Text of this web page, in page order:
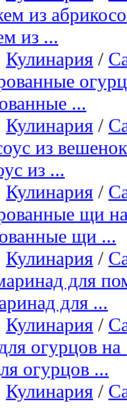
из ...
Кулинария /
...
Кулинария /
из ...
Кулинария /
щи ...
Кулинария /
для ...
Кулинария /
огурцов ...
Кулинария /